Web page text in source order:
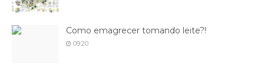
Como emagrecer tomando leite?!
09:20